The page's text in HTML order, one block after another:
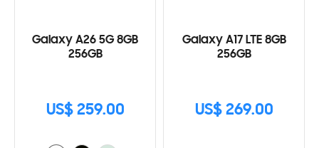
Galaxy A26 5G 8GB
256GB
US$ 259.00
Galaxy A17 LTE 8GB
256GB
US$ 269.00